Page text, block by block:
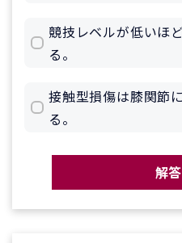
競技レベルが低いほ
る。
接触型損傷は膝関節
る。
解